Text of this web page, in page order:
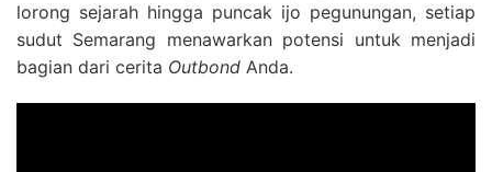
lorong sejarah hingga puncak ijo pegunungan, setiap
sudut Semarang menawarkan potensi untuk menjadi
bagian dari cerita Outbond Anda.